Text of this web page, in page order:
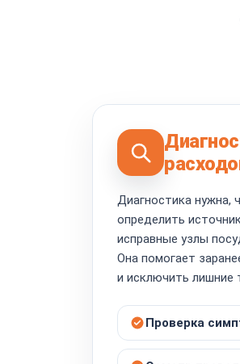
Диагностика нужна,
определить
исправные узлы
Она помогает
и исключить лишние
Проверка